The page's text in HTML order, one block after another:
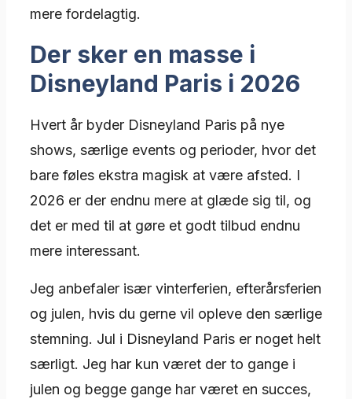
mere fordelagtig.
Der sker en masse i
Disneyland Paris i 2026
Hvert år byder Disneyland Paris på nye
shows, særlige events og perioder, hvor det
bare føles ekstra magisk at være afsted. I
2026 er der endnu mere at glæde sig til, og
det er med til at gøre et godt tilbud endnu
mere interessant.
Jeg anbefaler især vinterferien, efterårsferien
og julen, hvis du gerne vil opleve den særlige
stemning. Jul i Disneyland Paris er noget helt
særligt. Jeg har kun været der to gange i
julen og begge gange har været en succes,